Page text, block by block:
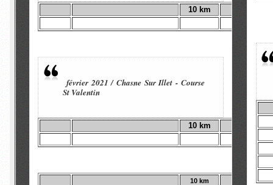
10 km
février 2021 / Chasne Sur Illet - Course
St Valentin
10 km
10 km